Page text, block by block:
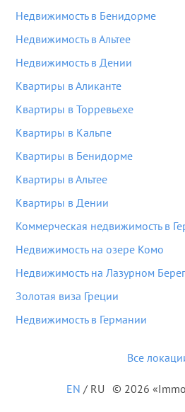
Недвижимость в Бенидорме
Недвижимость в Альтее
Недвижимость в Дении
Квартиры в Аликанте
Квартиры в Торревьехе
Квартиры в Кальпе
Квартиры в Бенидорме
Квартиры в Альтее
Квартиры в Дении
Коммерческая недвижимость в
Недвижимость на озере Комо
Недвижимость на Лазурном
Золотая виза Греции
Недвижимость в Германии
Все
EN / RU © 2026